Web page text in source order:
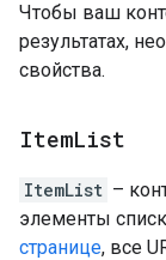
Чтобы ваш
результатах,
свойства.
ItemList
ItemList –
элементы
странице, все